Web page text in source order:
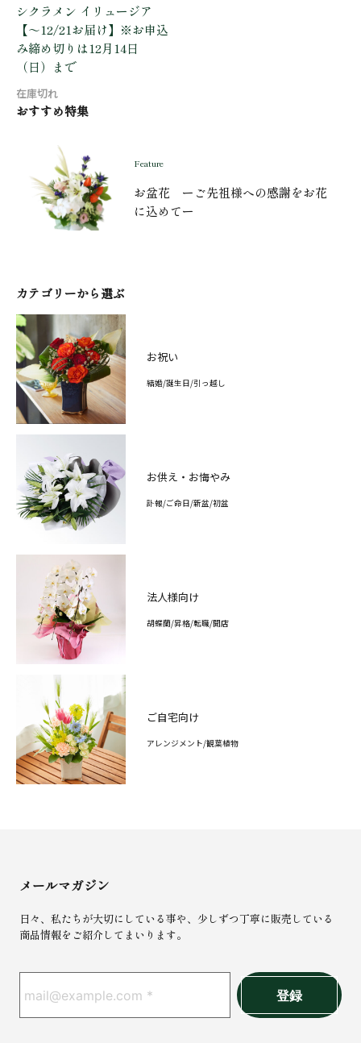
シクラメン イリュージア
【～12/21お届け】※お申込
み締め切りは12月14日
（日）まで
おすすめ特集
Feature
お盆花 ーご先祖様への感謝をお花
に込めてー
カテゴリーから選ぶ
お祝い
結婚/誕生日/引っ越し
お供え・お悔やみ
訃報/ご命日/新盆/初盆
法人様向け
胡蝶蘭/昇格/転職/開店
ご自宅向け
アレンジメント/観葉植物
メールマガジン
日々、私たちが大切にしている事や、少しずつ丁寧に販売している
商品情報をご紹介してまいります。